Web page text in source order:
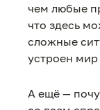
чем любые
что здесь
сложные
устроен
А ещё —